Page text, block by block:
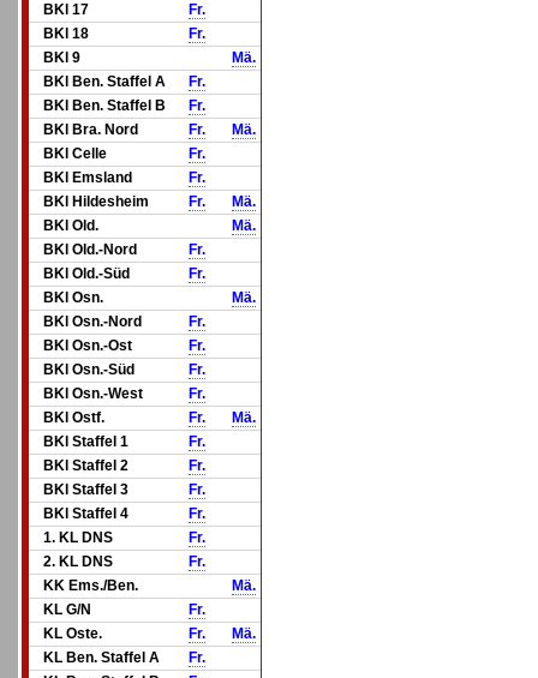
BKl 17
Fr.
BKl 18
Fr.
BKl 9
Mä.
BKl Ben. Staffel A
Fr.
BKl Ben. Staffel B
Fr.
BKl Bra. Nord
Fr.
Mä.
BKl Celle
Fr.
BKl Emsland
Fr.
BKl Hildesheim
Fr.
Mä.
BKl Old.
Mä.
BKl Old.-Nord
Fr.
BKl Old.-Süd
Fr.
BKl Osn.
Mä.
BKl Osn.-Nord
Fr.
BKl Osn.-Ost
Fr.
BKl Osn.-Süd
Fr.
BKl Osn.-West
Fr.
BKl Ostf.
Fr.
Mä.
BKl Staffel 1
Fr.
BKl Staffel 2
Fr.
BKl Staffel 3
Fr.
BKl Staffel 4
Fr.
1. KL DNS
Fr.
2. KL DNS
Fr.
KK Ems./Ben.
Mä.
KL G/N
Fr.
KL Oste.
Fr.
Mä.
KL Ben. Staffel A
Fr.